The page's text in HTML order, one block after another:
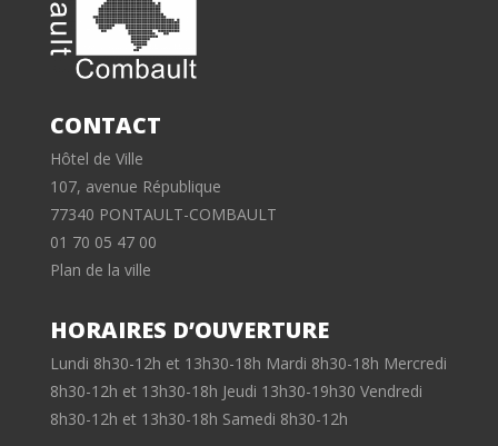
CONTACT
Hôtel de Ville
107, avenue République
77340 PONTAULT-COMBAULT
01 70 05 47 00
Plan de la ville
HORAIRES D’OUVERTURE
Lundi 8h30-12h et 13h30-18h Mardi 8h30-18h Mercredi
8h30-12h et 13h30-18h Jeudi 13h30-19h30 Vendredi
8h30-12h et 13h30-18h Samedi 8h30-12h